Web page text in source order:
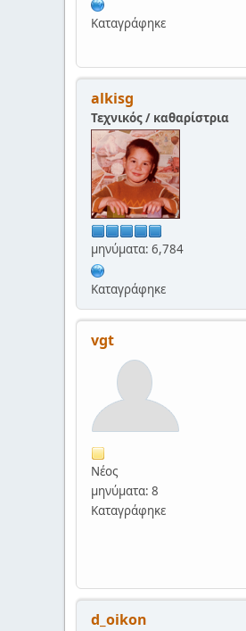
Καταγράφηκε
alkisg
Τεχνικός / καθαρίστρια
μηνύματα: 6,784
Καταγράφηκε
vgt
Νέος
μηνύματα: 8
Καταγράφηκε
d_oikon